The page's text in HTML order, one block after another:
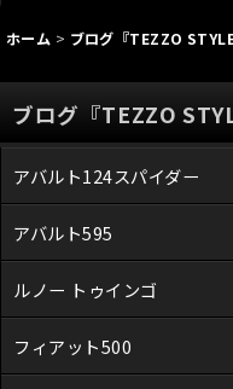
ホーム > ブログ『TEZZO
ブログ『TEZZO
アバルト124スパイダー
アバルト595
ルノー トゥインゴ
フィアット500